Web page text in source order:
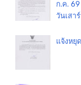
ก.ค.
วันเสา
แจ้งหยุ